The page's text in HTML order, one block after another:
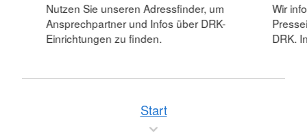
Nutzen Sie unseren Adressfinder, um
Ansprechpartner und Infos über DRK-
Einrichtungen zu finden.
Wir
DRK.
Start